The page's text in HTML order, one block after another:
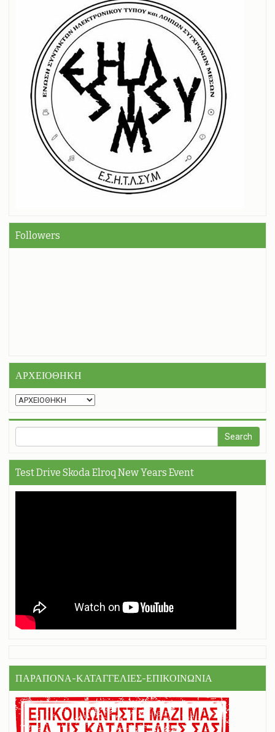
Followers
ΑΡΧΕΙΟΘΗΚΗ
Test Drive Skoda Elroq New Years Event
ΠΑΡΑΠΟΝΑ-ΚΑΤΑΓΓΕΛΙΕΣ-ΕΠΙΚΟΙΝΩΝΙΑ